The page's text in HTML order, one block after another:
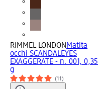
RIMMEL LONDON Matita
occhi SCANDALEYES
EXAGGERATE - n. 001, 0,35
g
(11)